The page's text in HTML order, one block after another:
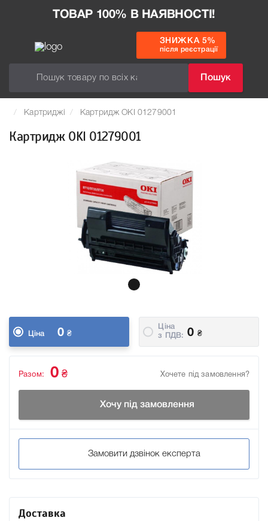
ТОВАР 100% В НАЯВНОСТІ!
Пошук
ЗНИЖКА 5%
після реєстрації
Картриджі Картридж OKI 01279001
Картридж OKI 01279001
Ціна 0 ₴
Ціна
з ПДВ:
0 ₴
Хочете під замовлення?
Разом: 0 ₴
Хочу під замовлення
Замовити дзвінок експерта
Доставка